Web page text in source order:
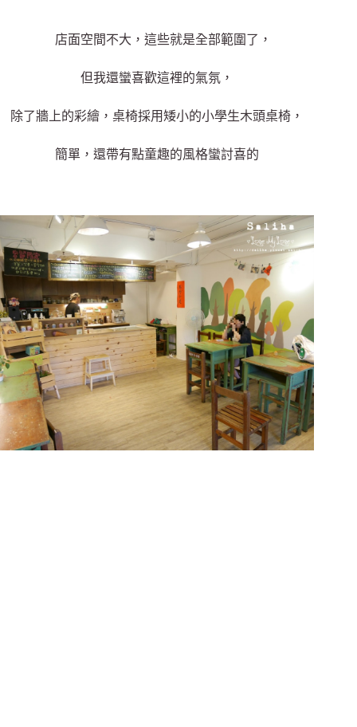
店面空間不大，這些就是全部範圍了，
但我還蠻喜歡這裡的氣氛，
除了牆上的彩繪，桌椅採用矮小的小學生木頭桌椅，
簡單，還帶有點童趣的風格蠻討喜的